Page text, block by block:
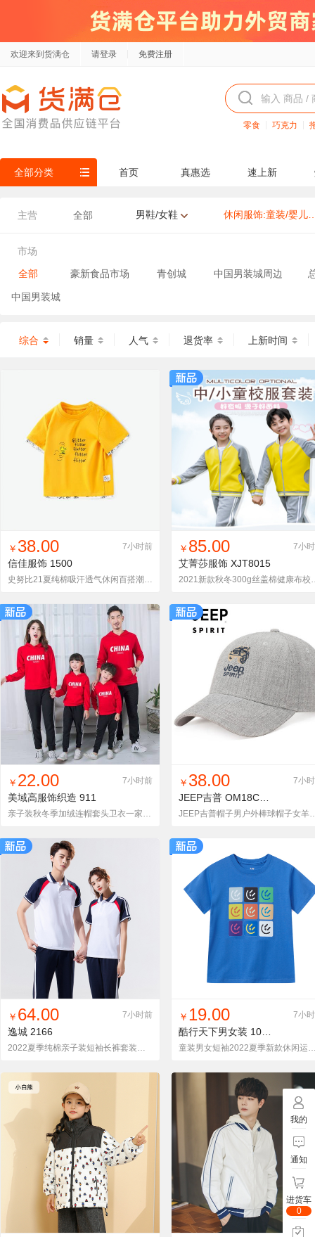
欢迎来到货满仓 请登录 免费注册
零食 巧克力
全部分类 首页 真惠选 速上新
主营 全部 男鞋/女鞋
市场
全部
豪新食品市场 青创城 中国男装城周边
中国男装城
综合 销量 人气 退货率 上新时间
找同款 加入铺货单 收藏
￥ 38.00 7小时前
信佳服饰 1500
史努比21夏纯棉吸汗透气休闲百搭潮流短袖男童t恤
找同款 加入铺货单 收藏
￥ 85.00 7小
艾菁莎服饰 XJT8015
2021新款秋冬
找同款 加入铺货单 收藏
￥ 22.00 7小时前
美域高服饰织造 911
亲子装秋冬季加绒连帽套头卫衣一家三口家庭日常休闲出游上装卫衣
找同款 加入铺货单 收藏
￥ 38.00 7小
JEEP吉普 OM18CD996CA0006
JEEP吉普帽子男户外棒球帽子
找同款 加入铺货单 收藏
￥ 64.00 7小时前
逸城 2166
2022夏季纯棉亲子装短袖长裤套装情侣装运动装休闲男女套装
找同款 加入铺货单 收藏
￥ 19.00 7小
酷行天下男女装 1014
童装男女短袖2022夏季新款
我的
通知
进货车
0